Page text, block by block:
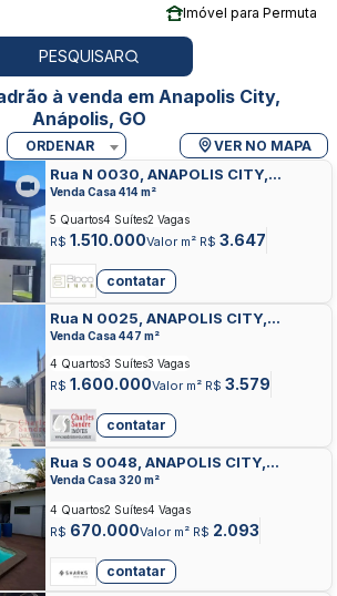
Imóvel para Permuta
PESQUISAR
à venda em Anapolis City,
Anápolis, GO
ORDENAR VER NO MAPA
Rua N 0030, ANAPOLIS CITY,
ANAPOLIS
Venda Casa 414 m²
R$ 1.510.000Valor m² R$ 3.647
5 Quartos4 Suítes2 Vagas
contatar
Rua N 0025, ANAPOLIS CITY,
ANAPOLIS
Venda Casa 447 m²
R$ 1.600.000Valor m² R$ 3.579
4 Quartos3 Suítes3 Vagas
contatar
Rua S 0048, ANAPOLIS CITY,
ANAPOLIS
Venda Casa 320 m²
R$ 670.000Valor m² R$ 2.093
4 Quartos2 Suítes4 Vagas
contatar